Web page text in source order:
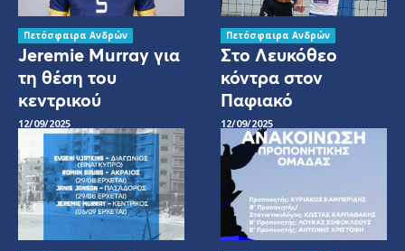
Πετόσφαιρα Ανδρών
Jeremie Murray για
τη θέση του
κεντρικού
12/09/2025
Πετόσφαιρα Ανδρών
Στο Λευκόθεο
κόντρα στον
Παφιακό
12/09/2025